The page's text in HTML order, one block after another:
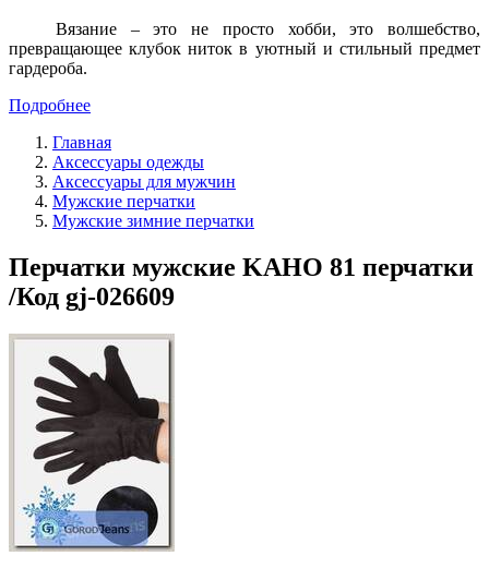
Вязание – это не просто хобби, это волшебство,
превращающее клубок ниток в уютный и стильный предмет
гардероба.
Подробнее
Главная
Аксессуары одежды
Аксессуары для мужчин
Мужские перчатки
Мужские зимние перчатки
Перчатки мужские KAHO 81 перчатки
/Код gj-026609